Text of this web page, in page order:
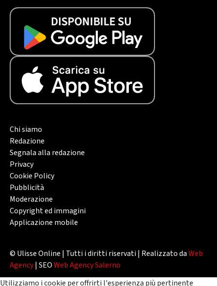
Chi siamo
Redazione
Segnala alla redazione
Privacy
Cookie Policy
Pubblicità
Moderazione
Copyright ed immagini
Applicazione mobile
© Ulisse Online | Tutti i diritti riservati | Realizzato daWeb
Agency| SEOWeb Agency Salerno
Utilizziamo i cookie per offrirti l'esperienza più pertinente